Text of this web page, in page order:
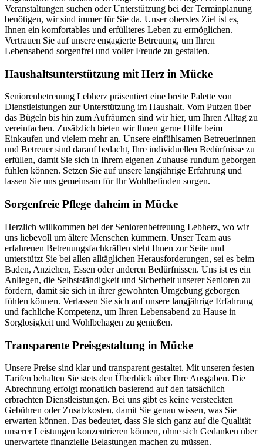
Veranstaltungen suchen oder Unterstützung bei der Terminplanung
benötigen, wir sind immer für Sie da. Unser oberstes Ziel ist es,
Ihnen ein komfortables und erfüllteres Leben zu ermöglichen.
Vertrauen Sie auf unsere engagierte Betreuung, um Ihren
Lebensabend sorgenfrei und voller Freude zu gestalten.
Haushalts­unterstützung mit Herz in Mücke
Seniorenbetreuung Lebherz präsentiert eine breite Palette von
Dienstleistungen zur Unterstützung im Haushalt. Vom Putzen über
das Bügeln bis hin zum Aufräumen sind wir hier, um Ihren Alltag zu
vereinfachen. Zusätzlich bieten wir Ihnen gerne Hilfe beim
Einkaufen und vielem mehr an. Unsere einfühlsamen Betreuerinnen
und Betreuer sind darauf bedacht, Ihre individuellen Bedürfnisse zu
erfüllen, damit Sie sich in Ihrem eigenen Zuhause rundum geborgen
fühlen können. Setzen Sie auf unsere langjährige Erfahrung und
lassen Sie uns gemeinsam für Ihr Wohlbefinden sorgen.
Sorgenfreie Pflege daheim in Mücke
Herzlich willkommen bei der Seniorenbetreuung Lebherz, wo wir
uns liebevoll um ältere Menschen kümmern. Unser Team aus
erfahrenen Betreuungsfachkräften steht Ihnen zur Seite und
unterstützt Sie bei allen alltäglichen Herausforderungen, sei es beim
Baden, Anziehen, Essen oder anderen Bedürfnissen. Uns ist es ein
Anliegen, die Selbstständigkeit und Sicherheit unserer Senioren zu
fördern, damit sie sich in ihrer gewohnten Umgebung geborgen
fühlen können. Verlassen Sie sich auf unsere langjährige Erfahrung
und fachliche Kompetenz, um Ihren Lebensabend zu Hause in
Sorglosigkeit und Wohlbehagen zu genießen.
Transparente Preisgestaltung in Mücke
Unsere Preise sind klar und transparent gestaltet. Mit unseren festen
Tarifen behalten Sie stets den Überblick über Ihre Ausgaben. Die
Abrechnung erfolgt monatlich basierend auf den tatsächlich
erbrachten Dienstleistungen. Bei uns gibt es keine versteckten
Gebühren oder Zusatzkosten, damit Sie genau wissen, was Sie
erwarten können. Das bedeutet, dass Sie sich ganz auf die Qualität
unserer Leistungen konzentrieren können, ohne sich Gedanken über
unerwartete finanzielle Belastungen machen zu müssen.